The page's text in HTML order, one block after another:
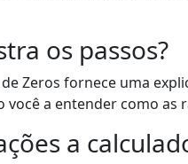
os passos?
Zeros fornece uma
a entender como as
a